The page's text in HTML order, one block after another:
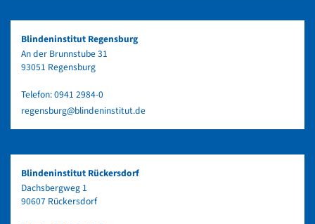
Blindeninstitut Regensburg
An der Brunnstube 31
93051 Regensburg
Telefon:0941 2984-0
regensburg@blindeninstitut.de
Blindeninstitut Rückersdorf
Dachsbergweg 1
90607 Rückersdorf